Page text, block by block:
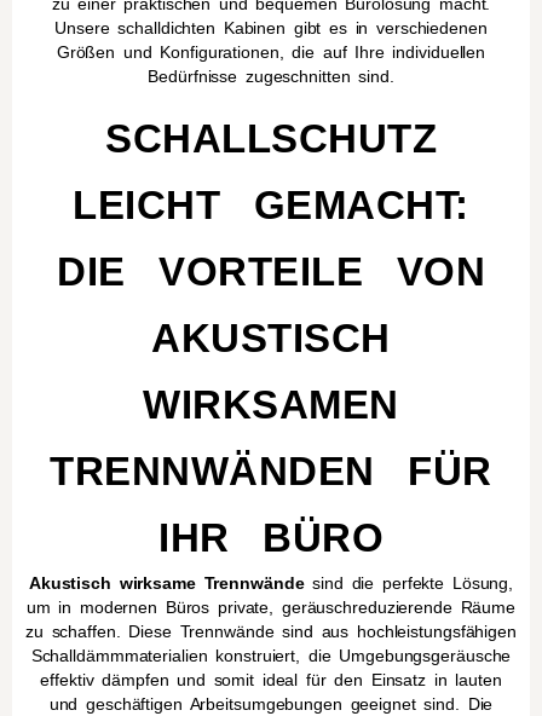
Unsere schalldichten Kabinen gibt es in verschiedenen
Größen und Konfigurationen, die auf Ihre individuellen
Bedürfnisse zugeschnitten sind.
SCHALLSCHUTZ
LEICHT GEMACHT:
DIE VORTEILE VON
AKUSTISCH
WIRKSAMEN
TRENNWÄNDEN FÜR
IHR BÜRO
Akustisch wirksame Trennwändesind die perfekte Lösung,
um in modernen Büros private, geräuschreduzierende Räume
zu schaffen. Diese Trennwände sind aus hochleistungsfähigen
Schalldämmmaterialien konstruiert, die Umgebungsgeräusche
effektiv dämpfen und somit ideal für den Einsatz in lauten
und geschäftigen Arbeitsumgebungen geeignet sind. Die